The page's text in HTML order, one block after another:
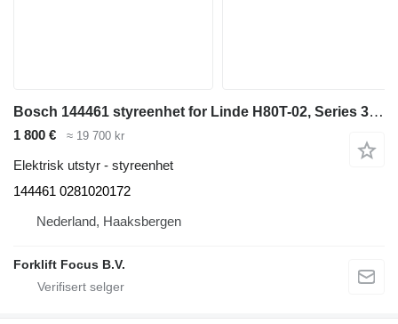
Bosch 144461 styreenhet for Linde H80T-02, Series 396-02 dieseldrevet gaffeltruck
1 800 € ≈ 19 700 kr
Elektrisk utstyr - styreenhet
144461 0281020172
Nederland, Haaksbergen
Forklift Focus B.V.